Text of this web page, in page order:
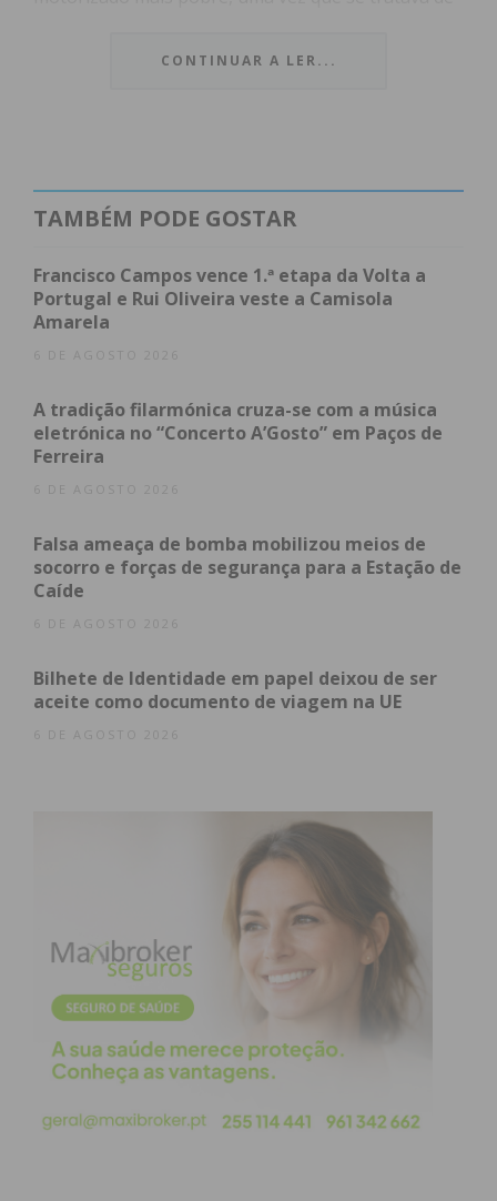
mais diversas disciplinas associadas à Federação
confeções com o mesmo nome na freguesia de
Guilhufe, era natural de Santa Marta.
Nas redes sociais são muitas as mensagens de
pesar pela partida da “lenda das corridas”.
Subscreva a newsletter do
obtenha de forma regular a informação
atualizada.
CONTINUAR A LER...
TAMBÉM PODE GOSTAR
Francisco Campos vence 1.ª etapa da Volta a
Portugal e Rui Oliveira veste a Camisola
Amarela
6 DE AGOSTO 2026
A tradição filarmónica cruza-se com a música
eletrónica no “Concerto A’Gosto” em Paços de
Ferreira
6 DE AGOSTO 2026
Falsa ameaça de bomba mobilizou meios de
socorro e forças de segurança para a Estação de
Caíde
6 DE AGOSTO 2026
Bilhete de Identidade em papel deixou de ser
aceite como documento de viagem na UE
6 DE AGOSTO 2026